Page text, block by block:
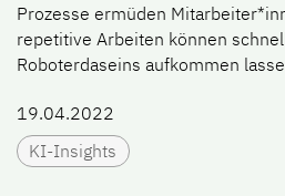
Prozesse ermüden
repetitive Arbeiten können
Roboterdaseins aufkommen
19.04.2022
KI-Insights